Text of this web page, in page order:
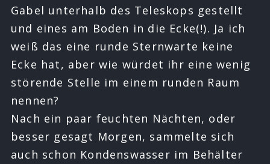
Gabel unterhalb des Teleskops gestellt
und eines am Boden in die Ecke(!). Ja ich
weiß das eine runde Sternwarte keine
Ecke hat, aber wie würdet ihr eine wenig
störende Stelle im einem runden Raum
nennen?
Nach ein paar feuchten Nächten, oder
besser gesagt Morgen, sammelte sich
auch schon Kondenswasser im Behälter